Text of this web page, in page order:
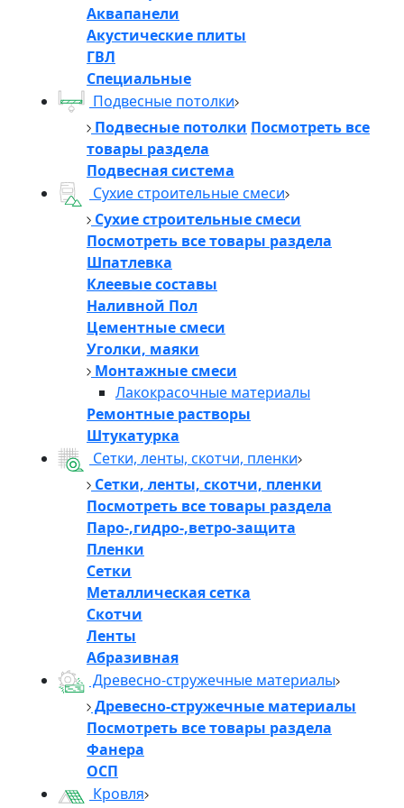
Аквапанели
Акустические плиты
ГВЛ
Специальные
Подвесные потолки
Подвесные потолки Посмотреть все
товары раздела
Подвесная система
Сухие строительные смеси
Сухие строительные смеси
Посмотреть все товары раздела
Шпатлевка
Клеевые составы
Наливной Пол
Цементные смеси
Уголки, маяки
Монтажные смеси
Лакокрасочные материалы
Ремонтные растворы
Штукатурка
Сетки, ленты, скотчи, пленки
Сетки, ленты, скотчи, пленки
Посмотреть все товары раздела
Паро-,гидро-,ветро-защита
Пленки
Сетки
Металлическая сетка
Скотчи
Ленты
Абразивная
Древесно-стружечные материалы
Древесно-стружечные материалы
Посмотреть все товары раздела
Фанера
ОСП
Кровля